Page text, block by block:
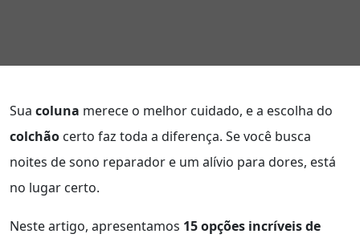
Sua coluna merece o melhor cuidado, e a escolha do
colchão certo faz toda a diferença. Se você busca
noites de sono reparador e um alívio para dores, está
no lugar certo.
Neste artigo, apresentamos 15 opções incríveis de